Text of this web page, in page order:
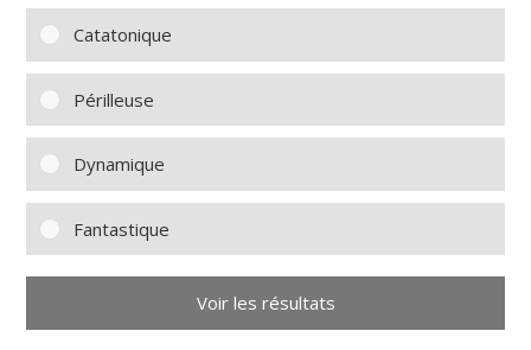
Catatonique
Périlleuse
Dynamique
Fantastique
Voir les résultats